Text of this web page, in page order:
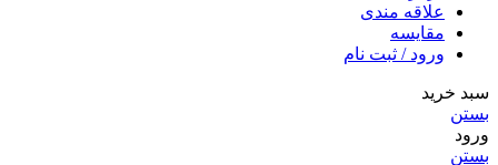
علاقه مندی
مقایسه
ورود / ثبت نام
سبد خرید
بستن
ورود
بستن